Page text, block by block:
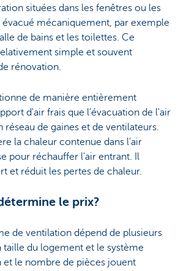
situées dans les fenêtres ou les
évacué mécaniquement, par exemple
de bains et les toilettes. Ce
simple et souvent
rénovation.
de manière entièrement
d'air frais que l'évacuation de l'air
réseau de gaines et de ventilateurs.
la chaleur contenue dans l'air
pour réchauffer l'air entrant. Il
et réduit les pertes de chaleur.
le prix?
de ventilation dépend de plusieurs
taille du logement et le système
et le nombre de pièces jouent